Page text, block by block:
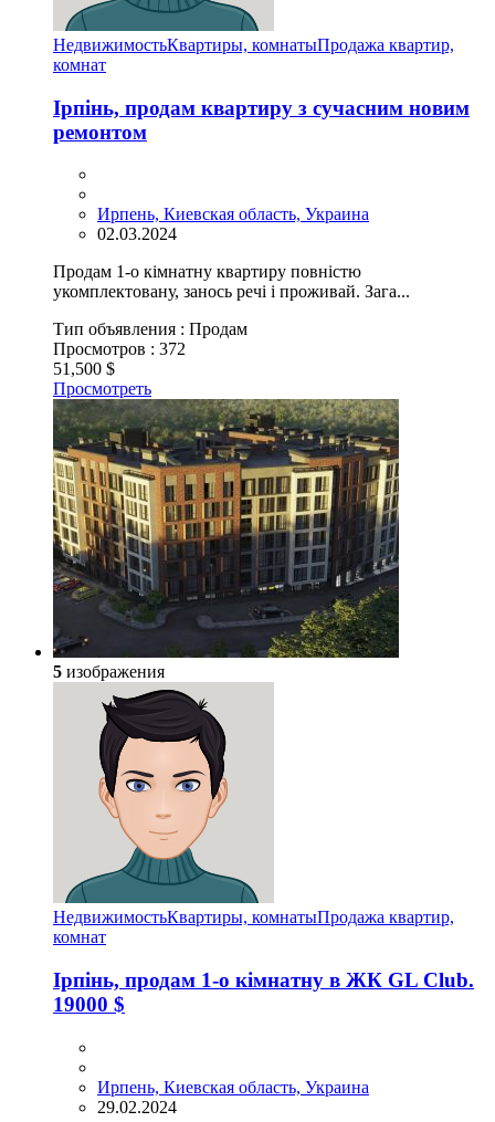
НедвижимостьКвартиры, комнатыПродажа квартир,
комнат
Ірпінь, продам квартиру з сучасним новим
ремонтом
Ирпень, Киевская область, Украина
02.03.2024
Продам 1-о кімнатну квартиру повністю
укомплектовану, занось речі і проживай. Зага...
Тип объявления : Продам
Просмотров : 372
51,500 $
Просмотреть
5 изображения
НедвижимостьКвартиры, комнатыПродажа квартир,
комнат
Ірпінь, продам 1-о кімнатну в ЖК GL Club.
19000 $
Ирпень, Киевская область, Украина
29.02.2024